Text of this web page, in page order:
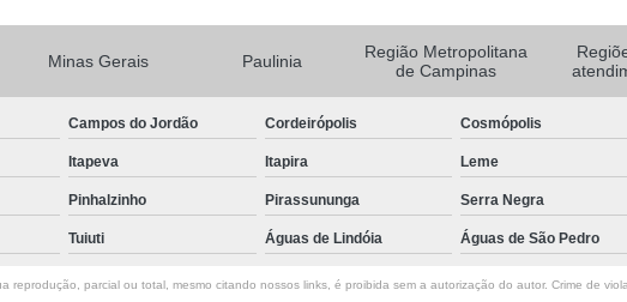
Minas Gerais Paulinia
Região Metropolitana
de Campinas
Campos do Jordão Cordeirópolis Cosmópolis
Itapeva Itapira Leme
Pinhalzinho Pirassununga Serra Negra
Tuiuti Águas de Lindóia Águas de São Pedro
reprodução, parcial ou total, mesmo citando nossos links, é proibida sem a autorização do autor. Crime de